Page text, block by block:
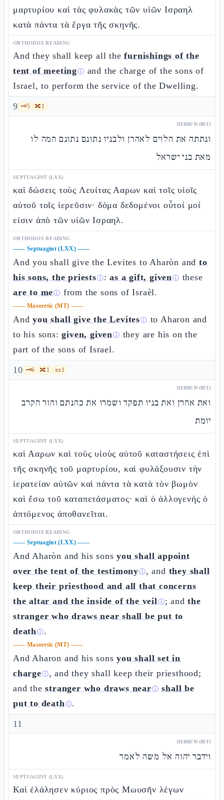
μαρτυρίου καὶ τὰς φυλακὰς τῶν υἱῶν Ισραηλ
κατὰ πάντα τὰ ἔργα τῆς σκηνῆς.
ORTHODOX READING
And they shall keep all thefurnishings of the
tent of meetingⓘ and the charge of the sons of
Israel, to perform the service of the Dwelling.
9 🗝️5 🔀1
HEBREW (MT)
ונתתה את הלוים לאהרן ולבניו נתונם נתונם המה לו
מאת בני ישראל
SEPTUAGINT (LXX)
καὶ δώσεις τοὺς Λευίτας Ααρων καὶ τοῖς υἱοῖς
αὐτοῦ τοῖς ἱερεῦσιν· δόμα δεδομένοι οὗτοί μοί
εἰσιν ἀπὸ τῶν υἱῶν Ισραηλ.
ORTHODOX READING
—— Septuagint (LXX)——
And you shall give the Levites to Aharòn and to
his sons, the priestsⓘ:as a gift, givenⓘ these
are to meⓘ from the sons of Israèl.
—— Masoretic (MT) ——
Andyou shall give the Levitesⓘ to Aharon and
to his sons:given, givenⓘ they are his on the
part of the sons of Israel.
10 🗝️6 🔀1 📜1
HEBREW (MT)
ואת אהרן ואת בניו תפקד ושמרו את כהנתם והזר הקרב
יומת
SEPTUAGINT (LXX)
καὶ Ααρων καὶ τοὺς υἱοὺς αὐτοῦ καταστήσεις ἐπὶ
τῆς σκηνῆς τοῦ μαρτυρίου, καὶ φυλάξουσιν τὴν
ἱερατείαν αὐτῶν καὶ πάντα τὰ κατὰ τὸν βωμὸν
καὶ ἔσω τοῦ καταπετάσματος· καὶ ὁ ἀλλογενὴς ὁ
ἁπτόμενος ἀποθανεῖται.
ORTHODOX READING
—— Septuagint (LXX)——
And Aharòn and his sonsyou shall appoint
over the tent of the testimonyⓘ, and they shall
keep their priesthood and all that concerns
the altar and the inside of the veilⓘ; andthe
stranger who draws near shall be put to
deathⓘ.
—— Masoretic (MT) ——
And Aharon and his sonsyou shall set in
chargeⓘ, and they shall keep their priesthood;
and thestranger who draws nearⓘ shall be
put to deathⓘ.
11
HEBREW (MT)
וידבר יהוה אל משה לאמר
SEPTUAGINT (LXX)
Καὶ ἐλάλησεν κύριος πρὸς Μωυσῆν λέγων